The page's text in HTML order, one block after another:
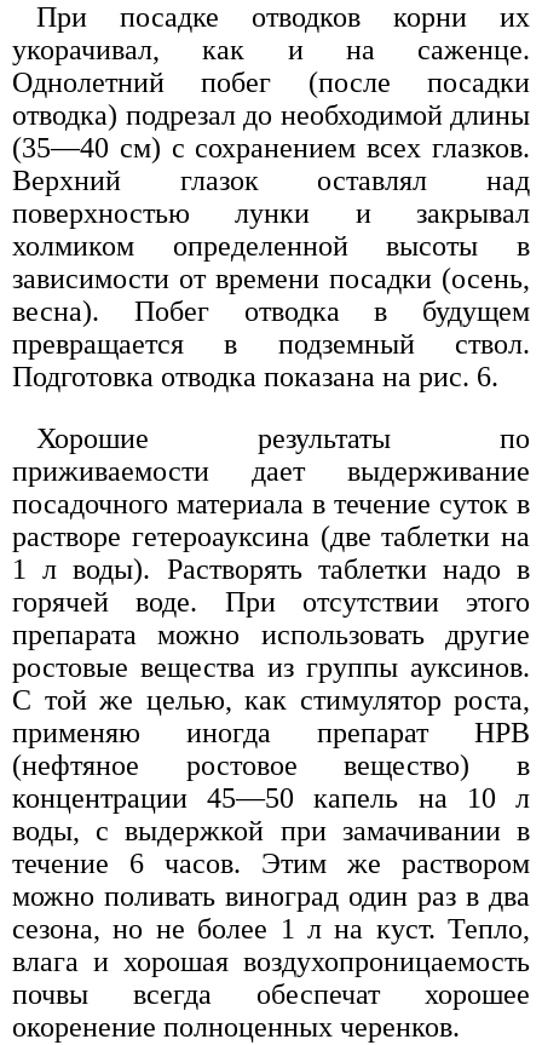
При посадке отводков корни их
укорачивал, как и на саженце.
Однолетний побег (после посадки
отводка) подрезал до необходимой длины
(35—40 см) с сохранением всех глазков.
Верхний глазок оставлял над
поверхностью лунки и закрывал
холмиком определенной высоты в
зависимости от времени посадки (осень,
весна). Побег отводка в будущем
превращается в подземный ствол.
Подготовка отводка показана на рис. 6.
Хорошие результаты по
приживаемости дает выдерживание
посадочного материала в течение суток в
растворе гетероауксина (две таблетки на
1 л воды). Растворять таблетки надо в
горячей воде. При отсутствии этого
препарата можно использовать другие
ростовые вещества из группы ауксинов.
С той же целью, как стимулятор роста,
применяю иногда препарат НРВ
(нефтяное ростовое вещество) в
концентрации 45—50 капель на 10 л
воды, с выдержкой при замачивании в
течение 6 часов. Этим же раствором
можно поливать виноград один раз в два
сезона, но не более 1 л на куст. Тепло,
влага и хорошая воздухопроницаемость
почвы всегда обеспечат хорошее
окоренение полноценных черенков.